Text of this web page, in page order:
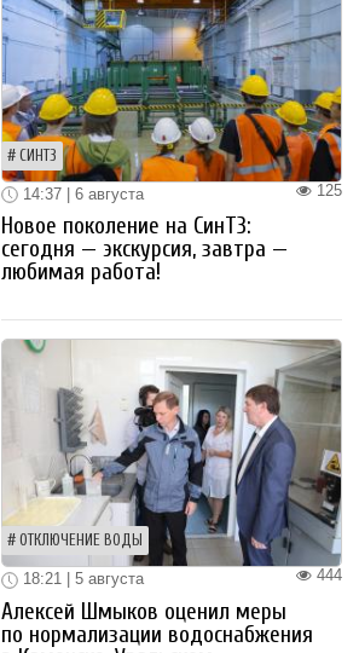
СИНТЗ
125
14:37 | 6 августа
Новое поколение на СинТЗ:
сегодня — экскурсия, завтра —
любимая работа!
ОТКЛЮЧЕНИЕ ВОДЫ
444
18:21 | 5 августа
Алексей Шмыков оценил меры
по нормализации водоснабжения